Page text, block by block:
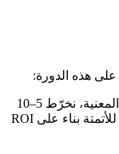
هذه الدورة:
نقابل الفرق المعنية، نخرّط 5–10
سير عمل حالية بـ time-and-motion، نختار 1–2 للأتمتة بناء على ROI